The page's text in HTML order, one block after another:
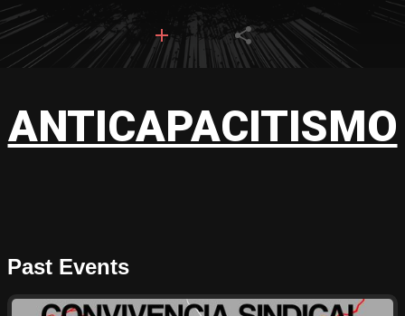
ANTICAPACITISMO
Past Events